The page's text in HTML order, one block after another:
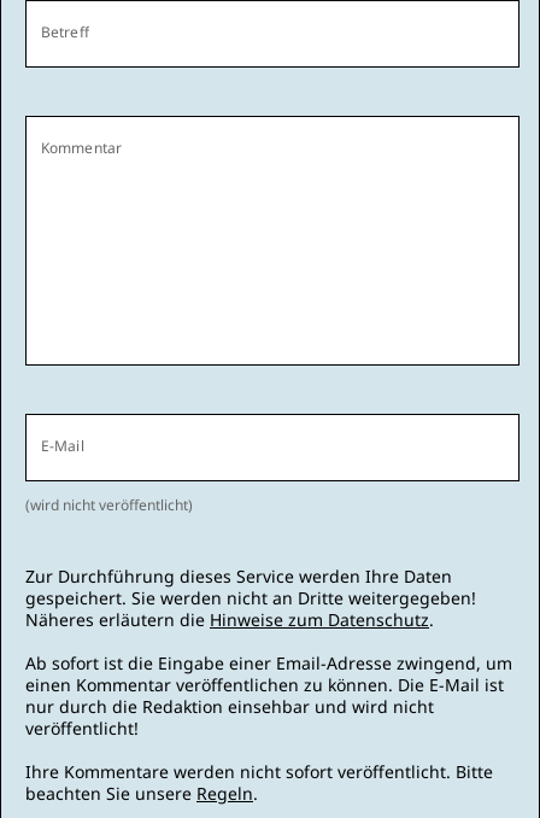
Betreff
Kommentar
E-Mail
(wird nicht veröffentlicht)
Zur Durchführung dieses Service werden Ihre Daten
gespeichert. Sie werden nicht an Dritte weitergegeben!
Näheres erläutern die Hinweise zum Datenschutz.
Ab sofort ist die Eingabe einer Email-Adresse zwingend, um
einen Kommentar veröffentlichen zu können. Die E-Mail ist
nur durch die Redaktion einsehbar und wird nicht
veröffentlicht!
Ihre Kommentare werden nicht sofort veröffentlicht. Bitte
beachten Sie unsere Regeln.